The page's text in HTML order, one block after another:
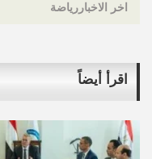
اخر الاخباررياضة
اقرأ أيضاً